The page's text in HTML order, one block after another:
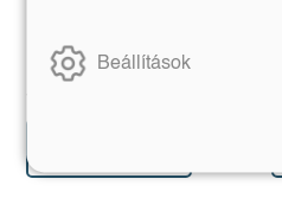
Patricia Gibney
Eredeti ár:
Bevezető ár:
Beállítások